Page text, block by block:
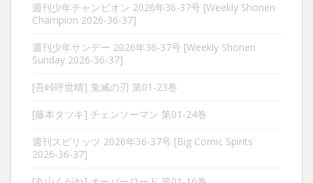
週刊少年チャンピオン 2026年36-37号 [Weekly Shonen
Champion 2026-36-37]
週刊少年サンデー 2026年36-37号 [Weekly Shonen
Sunday 2026-36-37]
[吾峠呼世晴] 鬼滅の刃 第01-23巻
[藤本タツキ] チェンソーマン 第01-24巻
週刊スピリッツ 2026年36-37号 [Big Comic Spirits
2026-36-37]